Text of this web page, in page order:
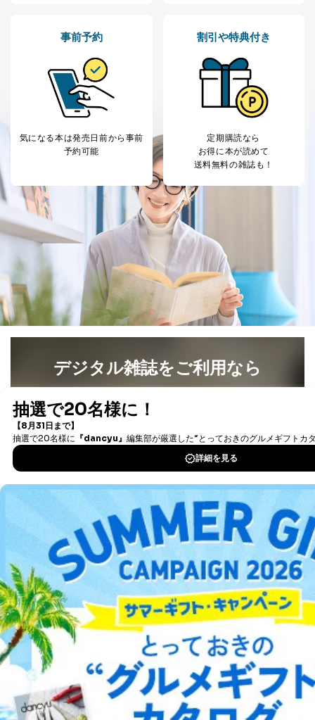
当社の従業者の個
人事、総務などの雇用管理等のた
パートナー（提携
企業）からの委託
により当社の
定期購読サービス
等をご利用の方の
購入商品配送のため
提携企業及びお客様がご購入され
た商品の発売元企業からのｅメー
サービス、キャンペーン等の広告
7
当社のサービス利用状況の把握お
よびその分析のため
お問い合わせ対応、トラブル対
処、オペレーター教育など応対品
質向上のため
その他当社のプライバシーポリシ
ー等にて公表する利用目的達成の
ため
※上記の利用目的のうちNo.1～5については保有個人デ
ータ（開示対象個人情報）の利用目的であり、下記4.の
開示等のご請求に対応させていただきます。
なお、6、7については、パートナー（提携企業）様又は
各SNS運営会社様にご請求いただきますようお願い致し
ます。
当社は、取得した個人情報を適切に管理し､あらかじめ
本人の同意を得ることなく第三者に提供することはあり
ません。ただし、次の場合は除きます。
法令に基づく場合
人の生命､身体または財産の保護のために必要がある
場合であって、本人の同意を得ることが困難であると
公衆衛生の向上または児童の健全な育成の推進のため
に特に必要がある場合であって、本人の同意を得るこ
国の機関もしくは地方公共団体またはその委託を受け
た者が法令の定める事務を遂行することに対して協力
する必要がある場合であって、本人の同意を得ること
により当該事務の遂行に支障を及ぼすおそれがあると
き。
上記２．の利用目的を実施するために守秘義務を結ん
だ企業に、業務の一部として個人情報の取扱いを委
託・提供する場合、その業務に必要な範囲で委託・提
供先企業に個人情報を開示することがあります。
委託・提供先企業は具体的には以下のような企業です
が、これらに限りません。
委託先：カスタマーサポート支援会社 、クレジッ
トカード決済などの決済代行・料金回収会社、広
告配信サービス会社
提供先：出版社、出版物発売元、卸売会社、販売
店など商品の供給者、梱包会社、配送会社、新聞
事前予約
気になる本は発売日前から事前
予約可能
割引や特典付き
定期購読なら
お得に本が読めて
送料無料の雑誌も！
デジタル雑誌をご利用なら
書籍）が無料で読み放題！
DOWNLOAD FOR IOS
DOWNLOAD FOR ANDROID
ご利用方法はこちら
総合案内
アフィリエイト 採用情報
プレスリリース お問い合わせ
利用規約プライバシーポリシー 特定商取引法に基づく表示
出版社の皆様へ
投資家の皆様へサイトマップ